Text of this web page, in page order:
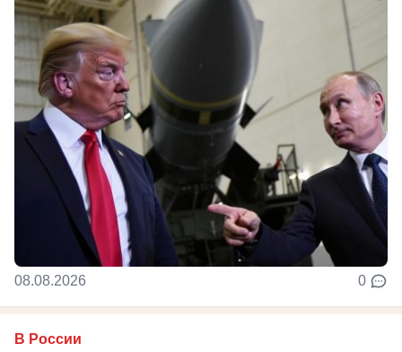
08.08.2026 0
В России